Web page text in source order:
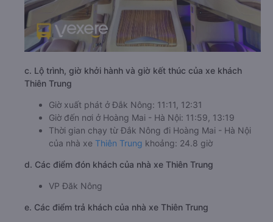
c. Lộ trình, giờ khởi hành và giờ kết thúc của xe khách
Thiên Trung
Giờ xuất phát ở Đắk Nông: 11:11, 12:31
Giờ đến nơi ở Hoàng Mai - Hà Nội: 11:59, 13:19
Thời gian chạy từ Đắk Nông đi Hoàng Mai - Hà Nội
của nhà xe Thiên Trung khoảng: 24.8 giờ
d. Các điểm đón khách của nhà xe Thiên Trung
VP Đăk Nông
e. Các điểm trả khách của nhà xe Thiên Trung